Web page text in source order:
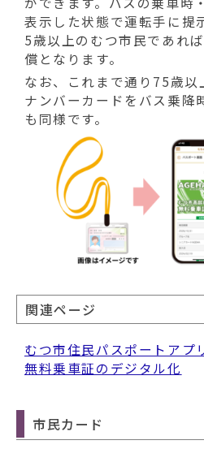
表示した状態で運転手に提
5歳以上のむつ市民であれ
償となります。
なお、これまで通り75歳以
ナンバーカードをバス乗降
も同様です。
関連ページ
むつ市住民パスポートアプ
無料乗車証のデジタル化
市民カード